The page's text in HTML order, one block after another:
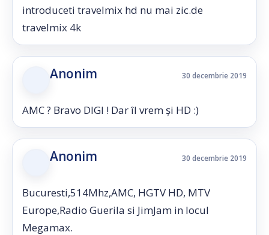
introduceti travelmix hd nu mai zic.de
travelmix 4k
Anonim 30 decembrie 2019
AMC ? Bravo DIGI ! Dar îl vrem și HD :)
Anonim 30 decembrie 2019
Bucuresti,514Mhz,AMC, HGTV HD, MTV
Europe,Radio Guerila si JimJam in locul
Megamax.